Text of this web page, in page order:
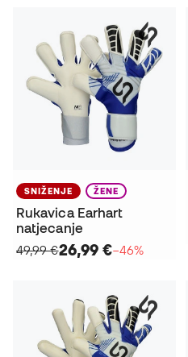
SNIŽENJE ŽENE
Rukavica Earhart
natjecanje
49,99 €26,99 €−46%